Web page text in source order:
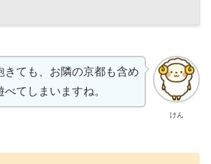
けん
きても、お隣の京都も含め
てしまいますね。